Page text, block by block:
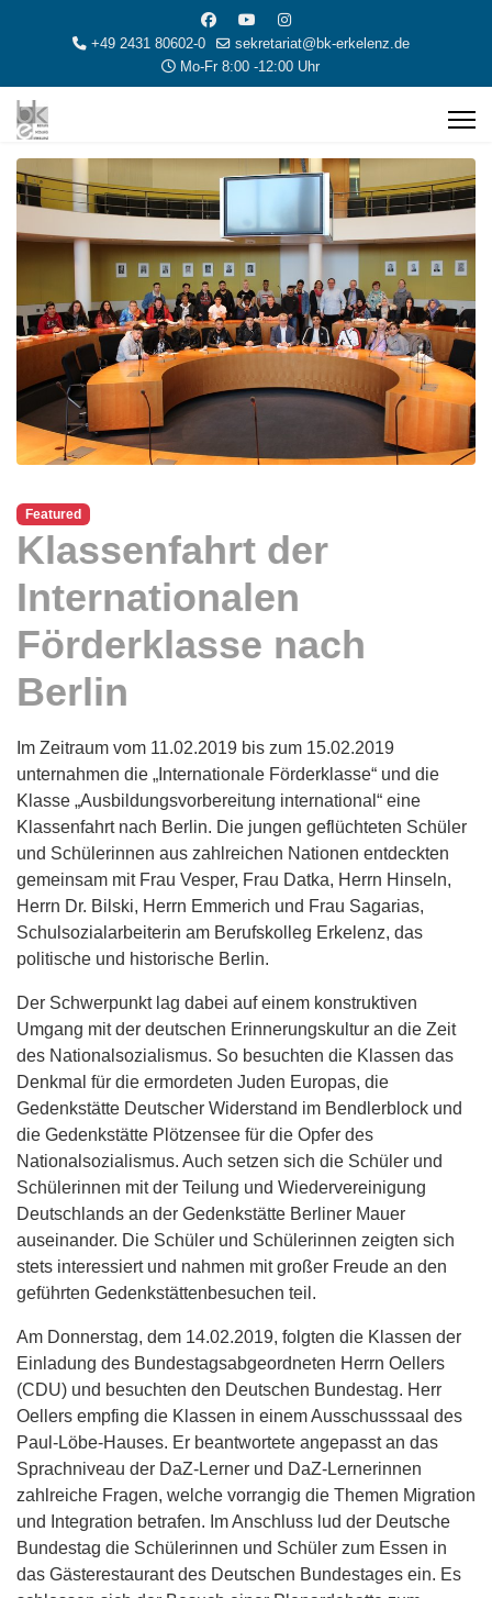
+49 2431 80602-0
sekretariat@bk-erkelenz.de
Mo-Fr 8:00 -12:00 Uhr
Featured
Klassenfahrt der
Internationalen
Förderklasse nach
Berlin
Im Zeitraum vom 11.02.2019 bis zum 15.02.2019
unternahmen die „Internationale Förderklasse“ und die
Klasse „Ausbildungsvorbereitung international“ eine
Klassenfahrt nach Berlin. Die jungen geflüchteten Schüler
und Schülerinnen aus zahlreichen Nationen entdeckten
gemeinsam mit Frau Vesper, Frau Datka, Herrn Hinseln,
Herrn Dr. Bilski, Herrn Emmerich und Frau Sagarias,
Schulsozialarbeiterin am Berufskolleg Erkelenz, das
politische und historische Berlin.
Der Schwerpunkt lag dabei auf einem konstruktiven
Umgang mit der deutschen Erinnerungskultur an die Zeit
des Nationalsozialismus. So besuchten die Klassen das
Denkmal für die ermordeten Juden Europas, die
Gedenkstätte Deutscher Widerstand im Bendlerblock und
die Gedenkstätte Plötzensee für die Opfer des
Nationalsozialismus. Auch setzen sich die Schüler und
Schülerinnen mit der Teilung und Wiedervereinigung
Deutschlands an der Gedenkstätte Berliner Mauer
auseinander. Die Schüler und Schülerinnen zeigten sich
stets interessiert und nahmen mit großer Freude an den
geführten Gedenkstättenbesuchen teil.
Am Donnerstag, dem 14.02.2019, folgten die Klassen der
Einladung des Bundestagsabgeordneten Herrn Oellers
(CDU) und besuchten den Deutschen Bundestag. Herr
Oellers empfing die Klassen in einem Ausschusssaal des
Paul-Löbe-Hauses. Er beantwortete angepasst an das
Sprachniveau der DaZ-Lerner und DaZ-Lernerinnen
zahlreiche Fragen, welche vorrangig die Themen Migration
und Integration betrafen. Im Anschluss lud der Deutsche
Bundestag die Schülerinnen und Schüler zum Essen in
das Gästerestaurant des Deutschen Bundestages ein. Es